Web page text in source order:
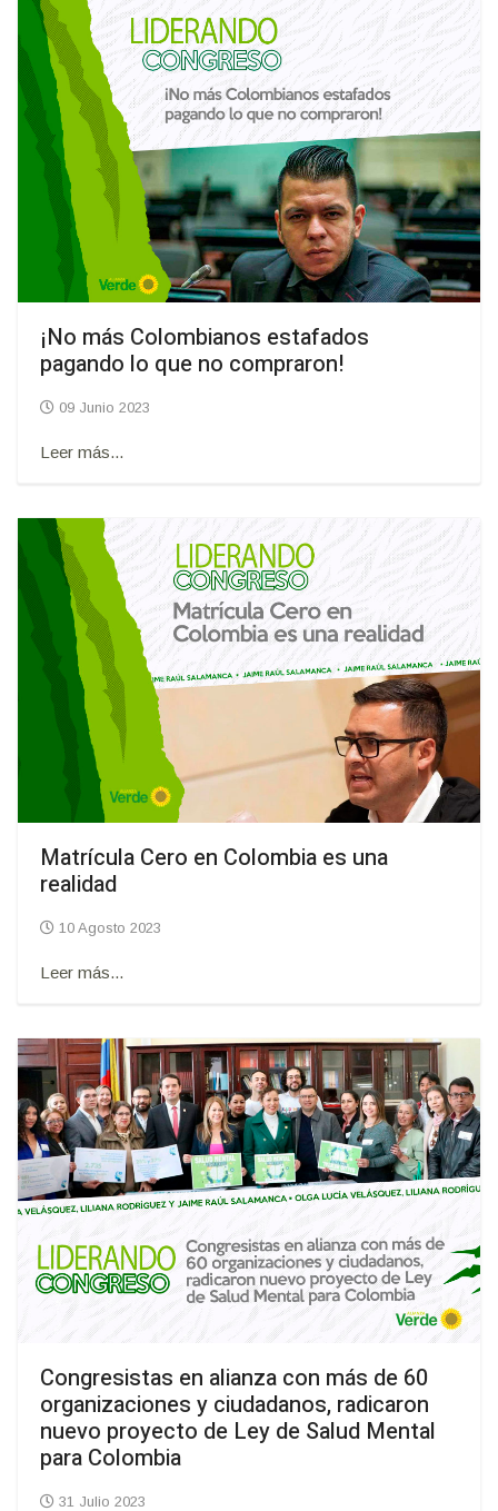
¡No más Colombianos estafados
pagando lo que no compraron!
09 Junio 2023
Leer más...
Matrícula Cero en Colombia es una
realidad
10 Agosto 2023
Leer más...
Congresistas en alianza con más de 60
organizaciones y ciudadanos, radicaron
nuevo proyecto de Ley de Salud Mental
para Colombia
31 Julio 2023